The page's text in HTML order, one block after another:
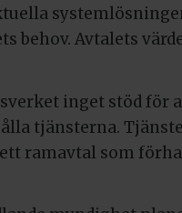
behov. Avtalets
inget stöd för
tjänsterna.
ramavtal som